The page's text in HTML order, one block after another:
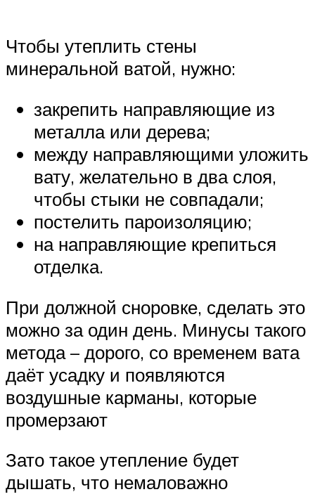
Чтобы утеплить стены
минеральной ватой, нужно:
закрепить направляющие из
металла или дерева;
между направляющими уложить
вату, желательно в два слоя,
чтобы стыки не совпадали;
постелить пароизоляцию;
на направляющие крепиться
отделка.
При должной сноровке, сделать это
можно за один день. Минусы такого
метода – дорого, со временем вата
даёт усадку и появляются
воздушные карманы, которые
промерзают
Зато такое утепление будет
дышать, что немаловажно